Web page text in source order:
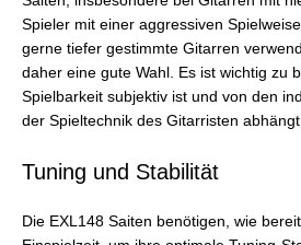
Spieler mit einer aggressiven
gerne tiefer gestimmte Gitarren
daher eine gute Wahl. Es ist wichtig zu
Spielbarkeit subjektiv ist und von den
der Spieltechnik des Gitarristen
Tuning und Stabilität
Die EXL148 Saiten benötigen, wie